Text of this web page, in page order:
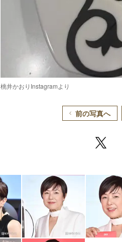
桃井かおりInstagramより
前の写真へ